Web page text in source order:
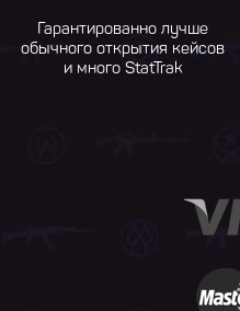
Гарантированно лучше
обычного открытия кейсов
и много StatTrak